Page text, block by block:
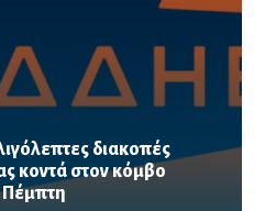
διακοπές
κοντά στον κόμβο
Πέμπτη
διακοπές θα
στις 10:00 το πρωί, στη